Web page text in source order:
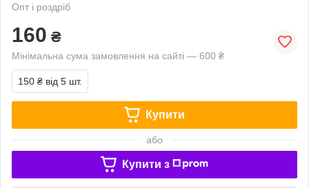
Опт і роздріб
160 ₴
Мінімальна сума замовлення на сайті — 600 ₴
150 ₴ від 5 шт.
Купити
або
Купити з